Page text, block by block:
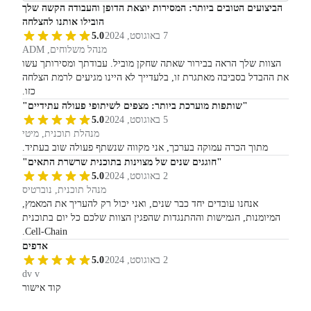
הביצועים הטובים ביותר: המסירות יוצאת הדופן והעבודה הקשה שלך
הובילו אותנו להצלחה
5.0
7 באוגוסט, 2024
מנהל משלוחים, ADM
הצוות שלך הראה בבירור שאתה שחקן מוביל. עבודתך ומסירותך עשו
את ההבדל בסביבה מאתגרת זו, בלעדייך לא היינו מגיעים לרמת הצלחה
כזו.
"שותפות מוערכת ביותר: מצפים לשיתופי פעולה עתידיים"
5.0
5 באוגוסט, 2024
מנהלת תוכנית, מיטי
מתוך הכרה עמוקה בערכך, אני מקווה שנשתף פעולה שוב בעתיד.
"חוגגים שנים של מצוינות בתוכנית שרשרת התאים"
5.0
2 באוגוסט, 2024
מנהל תוכנית, נוברטיס
אנחנו עובדים יחד כבר שנים, ואני יכול רק להעריך את המאמץ,
המיומנות, הגמישות וההתנגדות שהפגין הצוות שלכם כל יום בתוכנית
Cell-Chain.
אדפים
5.0
2 באוגוסט, 2024
dv v
קוד אישור